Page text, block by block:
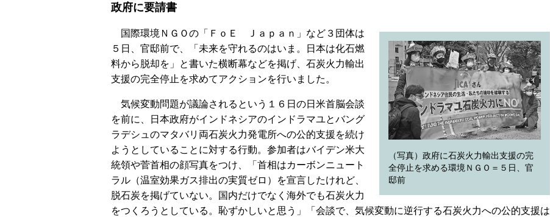
政府に要請書
（写真）政府に石炭火力輸出支援の完
全停止を求める環境ＮＧＯ＝５日、官
邸前
国際環境ＮＧＯの「ＦｏＥ Ｊａｐａｎ」など３団体は
５日、官邸前で、「未来を守れるのはいま。日本は化石燃
料から脱却を」と書いた横断幕などを掲げ、石炭火力輸出
支援の完全停止を求めてアクションを行いました。
気候変動問題が議論されるという１６日の日米首脳会談
を前に、日本政府がインドネシアのインドラマユとバング
ラデシュのマタバリ両石炭火力発電所への公的支援を続け
ようとしていることに対する行動。参加者はバイデン米大
統領や菅首相の顔写真をつけ、「首相はカーボンニュート
ラル（温室効果ガス排出の実質ゼロ）を宣言したけれど、
脱石炭を掲げていない。国内だけでなく海外でも石炭火力
をつくろうとしている。恥ずかしいと思う」「会談で、気候変動に逆行する石炭火力への公的支援は